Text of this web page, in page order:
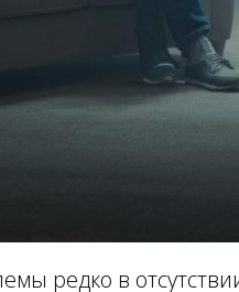
редко в